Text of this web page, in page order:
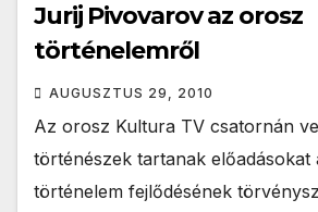
Jurij Pivovarov az orosz
történelemről
AUGUSZTUS 29, 2010
Az orosz Kultura TV csatornán
történészek tartanak előadásokat
történelem fejlődésének